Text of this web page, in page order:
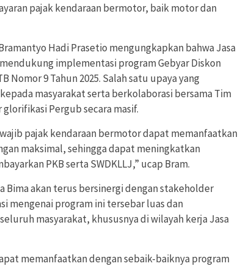
pajak kendaraan bermotor, baik motor dan
Hadi Prasetio mengungkapkan bahwa Jasa
implementasi program Gebyar Diskon
Nomor 9 Tahun 2025. Salah satu upaya yang
masyarakat serta berkolaborasi bersama Tim
Pergub secara masif.
pajak kendaraan bermotor dapat memanfaatkan
maksimal, sehingga dapat meningkatkan
PKB serta SWDKLLJ,” ucap Bram.
Bima akan terus bersinergi dengan stakeholder
mengenai program ini tersebar luas dan
masyarakat, khususnya di wilayah kerja Jasa
memanfaatkan dengan sebaik-baiknya program